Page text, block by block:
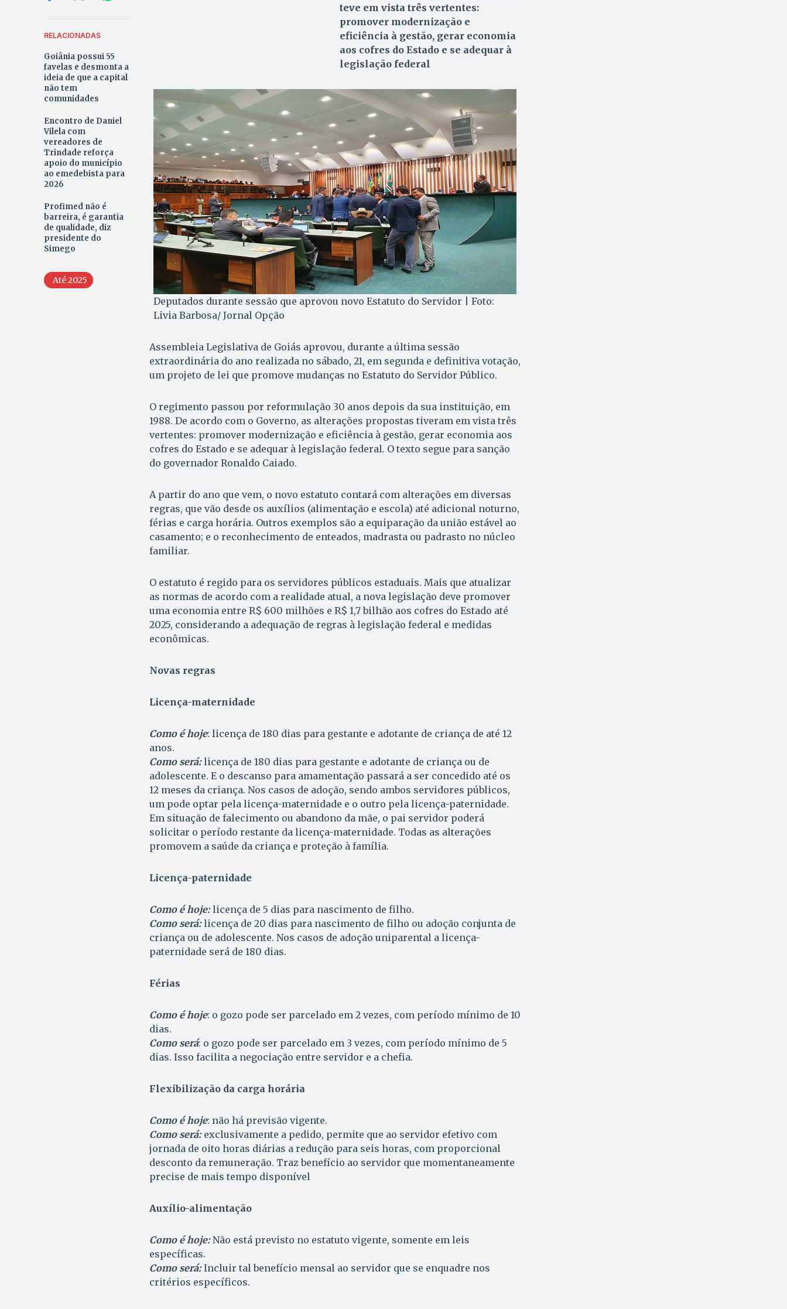
RELACIONADAS
Goiânia possui 55
favelas e desmonta a
ideia de que a capital
não tem
comunidades
Encontro de Daniel
Vilela com
vereadores de
Trindade reforça
apoio do município
ao emedebista para
2026
Profimed não é
barreira, é garantia
de qualidade, diz
presidente do
Simego
Até 2025
teve em vista três vertentes:
promover modernização e
eficiência à gestão, gerar economia
aos cofres do Estado e se adequar à
legislação federal
Deputados durante sessão que aprovou novo Estatuto do Servidor | Foto:
Livia Barbosa/ Jornal Opção
Assembleia Legislativa de Goiás aprovou, durante a última sessão
extraordinária do ano realizada no sábado, 21, em segunda e definitiva votação,
um projeto de lei que promove mudanças no Estatuto do Servidor Público.
O regimento passou por reformulação 30 anos depois da sua instituição, em
1988. De acordo com o Governo, as alterações propostas tiveram em vista três
vertentes: promover modernização e eficiência à gestão, gerar economia aos
cofres do Estado e se adequar à legislação federal. O texto segue para sanção
do governador Ronaldo Caiado.
A partir do ano que vem, o novo estatuto contará com alterações em diversas
regras, que vão desde os auxílios (alimentação e escola) até adicional noturno,
férias e carga horária. Outros exemplos são a equiparação da união estável ao
casamento; e o reconhecimento de enteados, madrasta ou padrasto no núcleo
familiar.
O estatuto é regido para os servidores públicos estaduais. Mais que atualizar
as normas de acordo com a realidade atual, a nova legislação deve promover
uma economia entre R$ 600 milhões e R$ 1,7 bilhão aos cofres do Estado até
2025, considerando a adequação de regras à legislação federal e medidas
econômicas.
Novas regras
Licença-maternidade
Como é hoje: licença de 180 dias para gestante e adotante de criança de até 12
anos.
Como será:licença de 180 dias para gestante e adotante de criança ou de
adolescente. E o descanso para amamentação passará a ser concedido até os
12 meses da criança. Nos casos de adoção, sendo ambos servidores públicos,
um pode optar pela licença-maternidade e o outro pela licença-paternidade.
Em situação de falecimento ou abandono da mãe, o pai servidor poderá
solicitar o período restante da licença-maternidade. Todas as alterações
promovem a saúde da criança e proteção à família.
Licença-paternidade
Como é hoje:licença de 5 dias para nascimento de filho.
Como será:licença de 20 dias para nascimento de filho ou adoção conjunta de
criança ou de adolescente. Nos casos de adoção uniparental a licença-
paternidade será de 180 dias.
Férias
Como é hoje: o gozo pode ser parcelado em 2 vezes, com período mínimo de 10
dias.
Como será: o gozo pode ser parcelado em 3 vezes, com período mínimo de 5
dias. Isso facilita a negociação entre servidor e a chefia.
Flexibilização da carga horária
Como é hoje: não há previsão vigente.
Como será:exclusivamente a pedido, permite que ao servidor efetivo com
jornada de oito horas diárias a redução para seis horas, com proporcional
desconto da remuneração. Traz benefício ao servidor que momentaneamente
precise de mais tempo disponível
Auxílio-alimentação
Como é hoje:Não está previsto no estatuto vigente, somente em leis
específicas.
Como será:Incluir tal benefício mensal ao servidor que se enquadre nos
critérios específicos.